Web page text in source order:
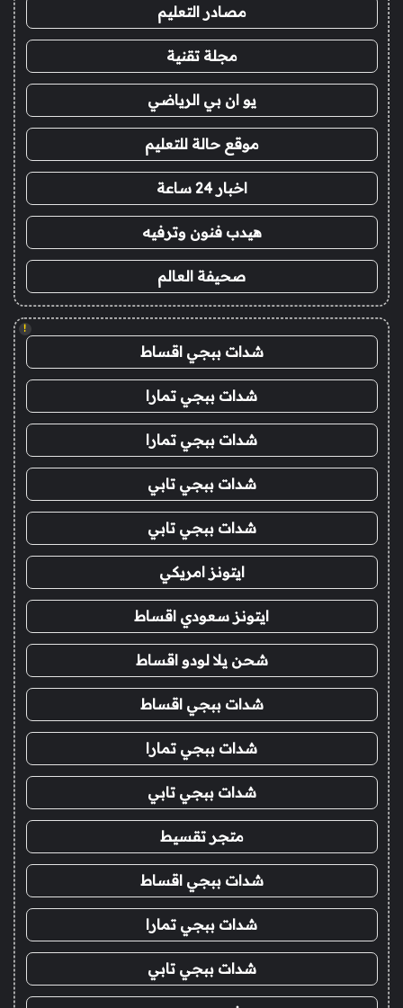
مصادر التعليم
مجلة تقنية
يو ان بي الرياضي
موقع حالة للتعليم
اخبار 24 ساعة
هيدب فنون وترفيه
صحيفة العالم
!
شدات ببجي اقساط
شدات ببجي تمارا
شدات ببجي تمارا
شدات ببجي تابي
شدات ببجي تابي
ايتونز امريكي
ايتونز سعودي اقساط
شحن يلا لودو اقساط
شدات ببجي اقساط
شدات ببجي تمارا
شدات ببجي تابي
متجر تقسيط
شدات ببجي اقساط
شدات ببجي تمارا
شدات ببجي تابي